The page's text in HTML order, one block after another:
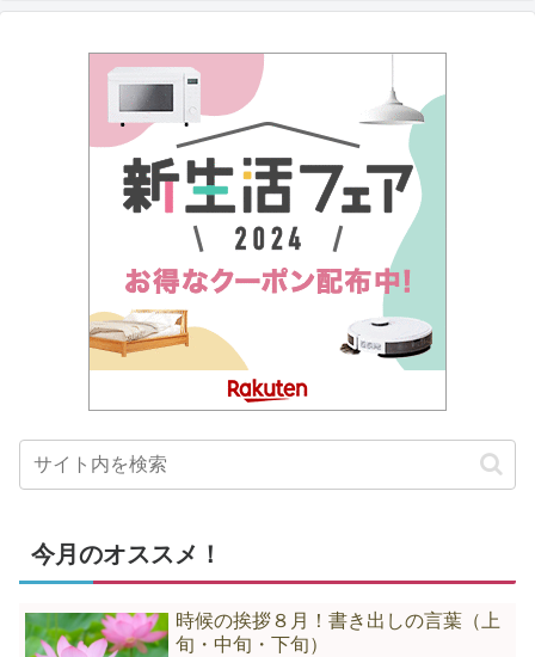
今月のオススメ！
時候の挨拶８月！書き出しの言葉（上
旬・中旬・下旬）